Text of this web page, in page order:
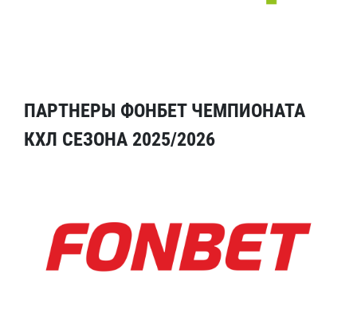
ПАРТНЕРЫ ФОНБЕТ ЧЕМПИОНАТА
КХЛ СЕЗОНА 2025/2026